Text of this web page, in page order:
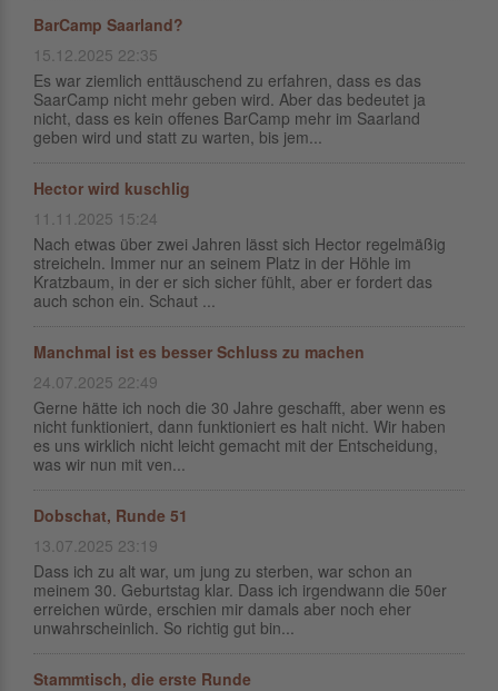
BarCamp Saarland?
15.12.2025 22:35
Es war ziemlich enttäuschend zu erfahren, dass es das
SaarCamp nicht mehr geben wird. Aber das bedeutet ja
nicht, dass es kein offenes BarCamp mehr im Saarland
geben wird und statt zu warten, bis jem...
Hector wird kuschlig
11.11.2025 15:24
Nach etwas über zwei Jahren lässt sich Hector regelmäßig
streicheln. Immer nur an seinem Platz in der Höhle im
Kratzbaum, in der er sich sicher fühlt, aber er fordert das
auch schon ein. Schaut ...
Manchmal ist es besser Schluss zu machen
24.07.2025 22:49
Gerne hätte ich noch die 30 Jahre geschafft, aber wenn es
nicht funktioniert, dann funktioniert es halt nicht. Wir haben
es uns wirklich nicht leicht gemacht mit der Entscheidung,
was wir nun mit ven...
Dobschat, Runde 51
13.07.2025 23:19
Dass ich zu alt war, um jung zu sterben, war schon an
meinem 30. Geburtstag klar. Dass ich irgendwann die 50er
erreichen würde, erschien mir damals aber noch eher
unwahrscheinlich. So richtig gut bin...
Stammtisch, die erste Runde